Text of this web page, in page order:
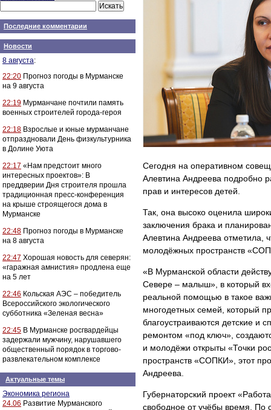
Последние комментарии
Новости
8 августа:
22:20 Прогноз погоды в Мурманске
на 9 августа
22:19 Мурманчане почтили память
военных строителей города-героя
22:18 Взрослые и юные мурманчане
отпраздновали День физкультурника
в Долине Уюта
22:17 «Нам предстоит много
интересных проектов»: В
преддверии Дня строителя прошла
традиционная пресс-конференция
на крыше строящегося дома в
Мурманске
22:48 Прогноз погоды в Мурманске
на 8 августа
22:47 Хорошая новость для северян:
«гаражная амнистия» продлена еще
на 5 лет
22:46 Кольская АЭС – победитель
Всероссийского экологического
субботника «Зеленая весна»
22:45 В Мурманске росгвардейцы
задержали мужчину, нарушавшего
общественный порядок в торгово-
развлекательном комплексе
Актуальные темы
Экономика региона
24.06 Развитие Мурманского
Сегодня на оперативном
Алевтина Андреева подробно
прав и интересов детей.
Так, она высоко оценила
заключения брака и
Алевтина Андреева отметила,
молодёжных пространств
«В Мурманской области
Севере – малыш», в который
реальной помощью в такое
многодетных семей, который
благоустраиваются детские и
ремонтом «под ключ»,
и молодёжи открыты «Точки
пространств «СОПКИ», этот
Андреева.
Губернаторский проект
свободное от учёбы время. По